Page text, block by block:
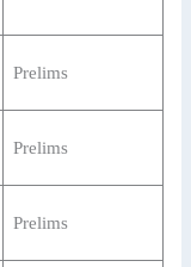
Prelims
Prelims
Prelims